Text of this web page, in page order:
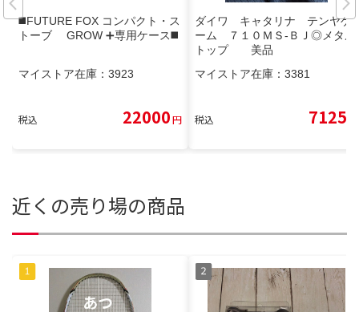
◼️FUTURE FOX コンパクト・ス
トーブ GROW ➕専用ケース◼️
マイストア在庫： 3923
税込 22000円
ダイワ キャタリナ テンヤゲ
ーム ７１０ＭＳ-ＢＪ◎メタル
トップ 美品
マイストア在庫： 3381
税込 7125
近くの売り場の商品